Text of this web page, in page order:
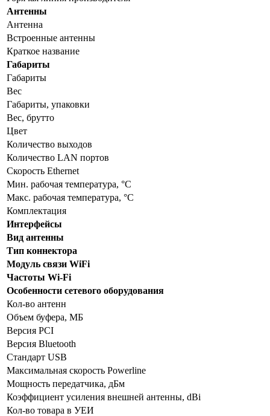
Антенны
Антенна
Встроенные антенны
Краткое название
Габариты
Габариты
Вес
Габариты, упаковки
Вес, брутто
Цвет
Количество выходов
Количество LAN портов
Скорость Ethernet
Мин. рабочая температура, °С
Макс. рабочая температура, °С
Комплектация
Интерфейсы
Вид антенны
Тип коннектора
Модуль связи WiFi
Частоты Wi-Fi
Особенности сетевого оборудования
Кол-во антенн
Объем буфера, МБ
Версия PCI
Версия Bluetooth
Стандарт USB
Максимальная скорость Powerline
Мощность передатчика, дБм
Коэффициент усиления внешней антенны, dBi
Кол-во товара в УЕИ